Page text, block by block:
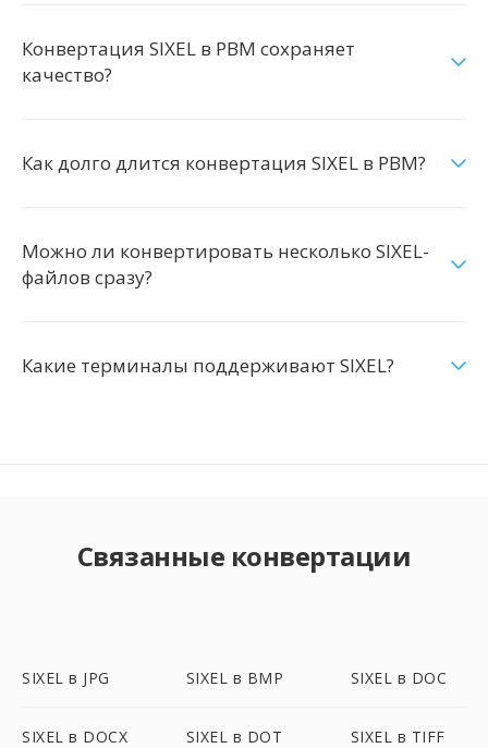
Конвертация SIXEL в PBM сохраняет
качество?
Как долго длится конвертация SIXEL в PBM?
Можно ли конвертировать несколько SIXEL-
файлов сразу?
Какие терминалы поддерживают SIXEL?
Связанные конвертации
SIXEL в JPG SIXEL в BMP SIXEL в DOC
SIXEL в DOCX SIXEL в DOT SIXEL в TIFF